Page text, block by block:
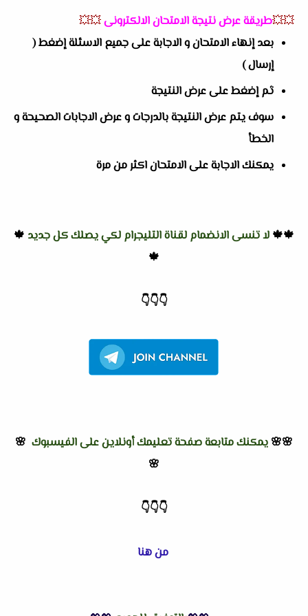
💥💥طريقة عرض نتيجة الامتحان الالكترونى💥💥
بعد إنهاء الامتحان و الاجابة على جميع الاسئلة إضغط (
إرسال )
ثم إضغط على عرض النتيجة
سوف يتم عرض النتيجة بالدرجات و عرض الاجابات الصحيحة و
الخطأ
يمكنك الاجابة على الامتحان اكثر من مرة
🍁🍁 لا تنسى الانضمام لقناة التليجرام لكي يصلك كل جديد 🍁
🍁
👇
👇
👇
🌸🌸 يمكنك متابعة صفحة تعليمك أونلاين على الفيسبوك 🌸
🌸
👇
👇
👇
من هنا